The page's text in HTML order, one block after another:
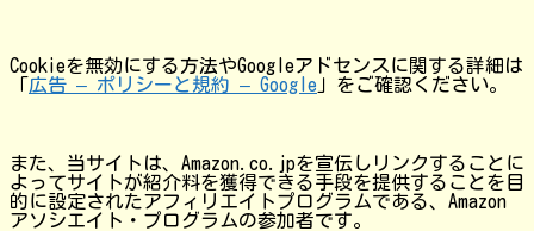
Cookieを無効にする方法やGoogleアドセンスに関する詳細は
「広告 – ポリシーと規約 – Google 」をご確認ください。
また、当サイトは、Amazon.co.jpを宣伝しリンクすることに
よってサイトが紹介料を獲得できる手段を提供することを目
的に設定されたアフィリエイトプログラムである、Amazon
アソシエイト・プログラムの参加者です。